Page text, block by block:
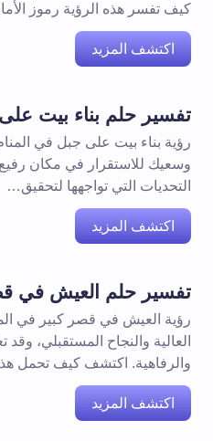
كيف تفسر هذه الرؤية رموز
اكتشف المزيد
تفسير حلم بناء بيت
رؤية بناء بيت على جبل في
وسعيك للاستقرار في مكان رفيع
التحديات التي تواجهها لتحقيق…
اكتشف المزيد
تفسير حلم العيش في
رؤية العيش في قصر كبير في
العالية والنجاح المستقبلي،
والرفاهية. اكتشف كيف تحمل
اكتشف المزيد